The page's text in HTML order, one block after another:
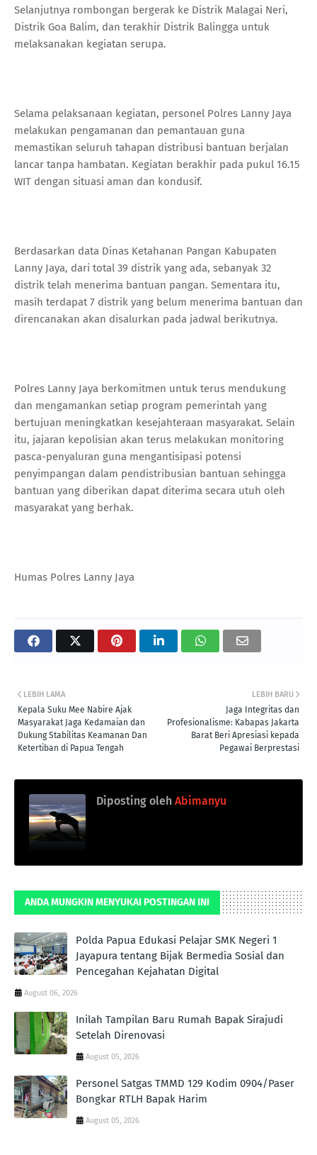
Selanjutnya rombongan bergerak ke Distrik Malagai Neri,
Distrik Goa Balim, dan terakhir Distrik Balingga untuk
melaksanakan kegiatan serupa.
Selama pelaksanaan kegiatan, personel Polres Lanny Jaya
melakukan pengamanan dan pemantauan guna
memastikan seluruh tahapan distribusi bantuan berjalan
lancar tanpa hambatan. Kegiatan berakhir pada pukul 16.15
WIT dengan situasi aman dan kondusif.
Berdasarkan data Dinas Ketahanan Pangan Kabupaten
Lanny Jaya, dari total 39 distrik yang ada, sebanyak 32
distrik telah menerima bantuan pangan. Sementara itu,
masih terdapat 7 distrik yang belum menerima bantuan dan
direncanakan akan disalurkan pada jadwal berikutnya.
Polres Lanny Jaya berkomitmen untuk terus mendukung
dan mengamankan setiap program pemerintah yang
bertujuan meningkatkan kesejahteraan masyarakat. Selain
itu, jajaran kepolisian akan terus melakukan monitoring
pasca-penyaluran guna mengantisipasi potensi
penyimpangan dalam pendistribusian bantuan sehingga
bantuan yang diberikan dapat diterima secara utuh oleh
masyarakat yang berhak.
Humas Polres Lanny Jaya
LEBIH BARU
Jaga Integritas dan
Profesionalisme: Kabapas Jakarta
Barat Beri Apresiasi kepada
Pegawai Berprestasi
LEBIH LAMA
Kepala Suku Mee Nabire Ajak
Masyarakat Jaga Kedamaian dan
Dukung Stabilitas Keamanan Dan
Ketertiban di Papua Tengah
Diposting oleh Abimanyu
ANDA MUNGKIN MENYUKAI POSTINGAN INI
Polda Papua Edukasi Pelajar SMK Negeri 1
Jayapura tentang Bijak Bermedia Sosial dan
Pencegahan Kejahatan Digital
August 06, 2026
Inilah Tampilan Baru Rumah Bapak Sirajudi
Setelah Direnovasi
August 05, 2026
Personel Satgas TMMD 129 Kodim 0904/Paser
Bongkar RTLH Bapak Harim
August 05, 2026